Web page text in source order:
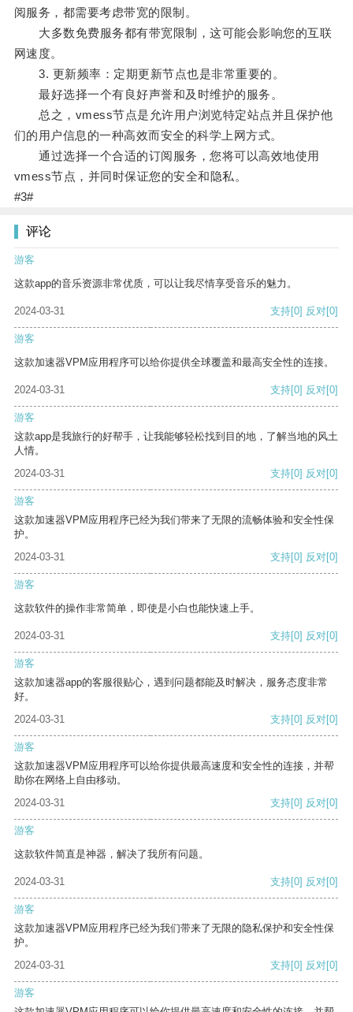
阅服务，都需要考虑带宽的限制。
大多数免费服务都有带宽限制，这可能会影响您的互联
网速度。
3. 更新频率：定期更新节点也是非常重要的。
最好选择一个有良好声誉和及时维护的服务。
总之，vmess节点是允许用户浏览特定站点并且保护他
们的用户信息的一种高效而安全的科学上网方式。
通过选择一个合适的订阅服务，您将可以高效地使用
vmess节点，并同时保证您的安全和隐私。
#3#
评论
游客
这款app的音乐资源非常优质，可以让我尽情享受音乐的魅力。
2024-03-31 支持[0] 反对[0]
游客
这款加速器VPM应用程序可以给你提供全球覆盖和最高安全性的连接。
2024-03-31 支持[0] 反对[0]
游客
这款app是我旅行的好帮手，让我能够轻松找到目的地，了解当地的风土
人情。
2024-03-31
支持[0] 反对[0]
游客
这款加速器VPM应用程序已经为我们带来了无限的流畅体验和安全性保
护。
2024-03-31
支持[0] 反对[0]
游客
这款软件的操作非常简单，即使是小白也能快速上手。
2024-03-31 支持[0] 反对[0]
游客
这款加速器app的客服很贴心，遇到问题都能及时解决，服务态度非常
好。
2024-03-31
支持[0] 反对[0]
游客
这款加速器VPM应用程序可以给你提供最高速度和安全性的连接，并帮
助你在网络上自由移动。
2024-03-31
支持[0] 反对[0]
游客
这款软件简直是神器，解决了我所有问题。
2024-03-31 支持[0] 反对[0]
游客
这款加速器VPM应用程序已经为我们带来了无限的隐私保护和安全性保
护。
2024-03-31
支持[0] 反对[0]
游客